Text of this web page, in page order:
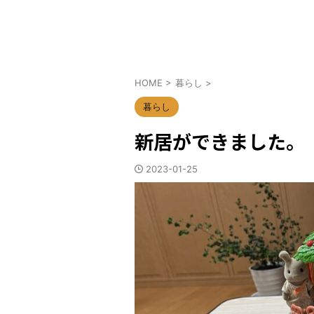
HOME > 暮らし >
暮らし
新居ができました。
2023-01-25